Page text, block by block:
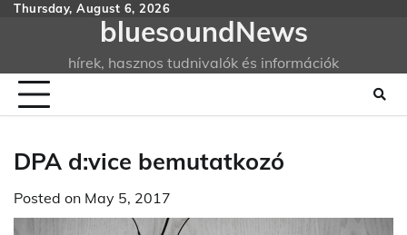
SkipThursday, August 6, 2026
bluesoundNews
hírek, hasznos tudnivalók és információk
DPA d:vice bemutatkozó
Posted on May 5, 2017